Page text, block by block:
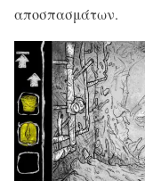
αποσπασμάτων.